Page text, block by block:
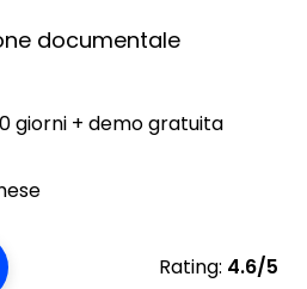
documentale
giorni + demo gratuita
Rating: 4.6/5